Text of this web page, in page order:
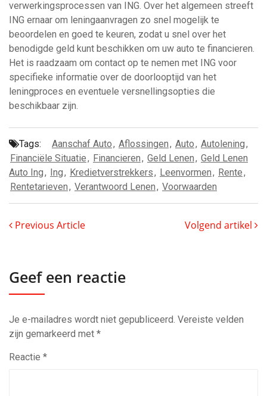
verwerkingsprocessen van ING. Over het algemeen streeft
ING ernaar om leningaanvragen zo snel mogelijk te
beoordelen en goed te keuren, zodat u snel over het
benodigde geld kunt beschikken om uw auto te financieren.
Het is raadzaam om contact op te nemen met ING voor
specifieke informatie over de doorlooptijd van het
leningproces en eventuele versnellingsopties die
beschikbaar zijn.
Tags: Aanschaf Auto, Aflossingen, Auto, Autolening,
Financiële Situatie, Financieren, Geld Lenen, Geld Lenen
Auto Ing, Ing, Kredietverstrekkers, Leenvormen, Rente,
Rentetarieven, Verantwoord Lenen, Voorwaarden
Previous Article Volgend artikel
Geef een reactie
Je e-mailadres wordt niet gepubliceerd. Vereiste velden
zijn gemarkeerd met *
Reactie *